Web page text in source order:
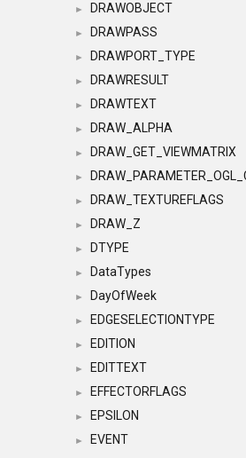
► DRAWOBJECT
► DRAWPASS
► DRAWPORT_TYPE
► DRAWRESULT
► DRAWTEXT
► DRAW_ALPHA
► DRAW_GET_VIEWMATRIX
►
► DRAW_TEXTUREFLAGS
► DRAW_Z
► DTYPE
► DataTypes
► DayOfWeek
► EDGESELECTIONTYPE
► EDITION
► EDITTEXT
► EFFECTORFLAGS
► EPSILON
►
EVENT